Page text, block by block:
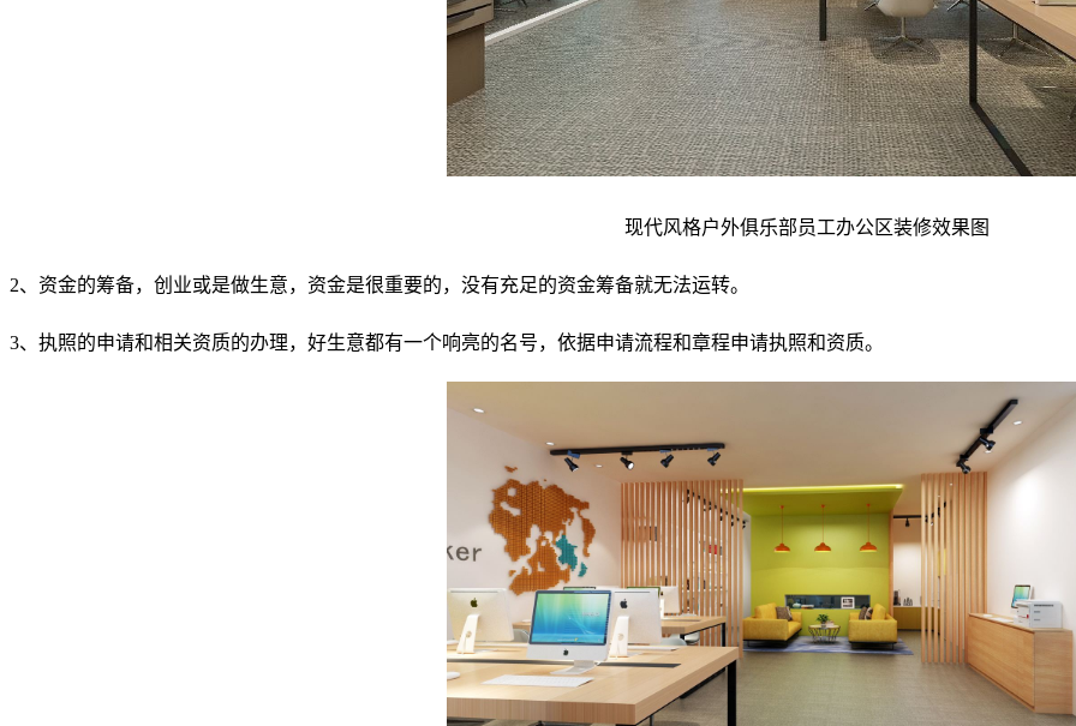
现代风格户外俱乐部员工办公区装修效果图
2、资金的筹备，创业或是做生意，资金是很重要的，没有充足的资金筹备就无法运转。
3、执照的申请和相关资质的办理，好生意都有一个响亮的名号，依据申请流程和章程申请执照和资质。